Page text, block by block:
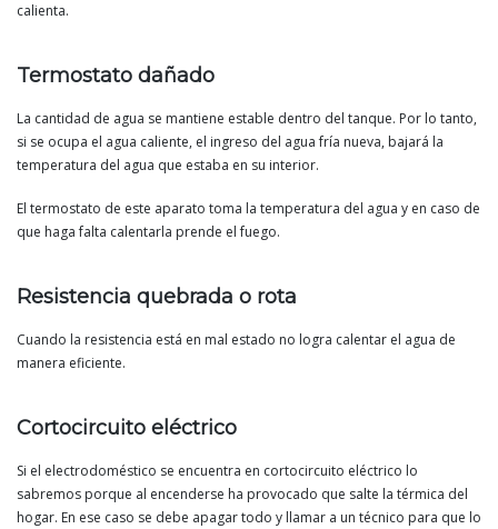
calienta.
Termostato dañado
La cantidad de agua se mantiene estable dentro del tanque. Por lo tanto,
si se ocupa el agua caliente, el ingreso del agua fría nueva, bajará la
temperatura del agua que estaba en su interior.
El termostato de este aparato toma la temperatura del agua y en caso de
que haga falta calentarla prende el fuego.
Resistencia quebrada o rota
Cuando la resistencia está en mal estado no logra calentar el agua de
manera eficiente.
Cortocircuito eléctrico
Si el electrodoméstico se encuentra en cortocircuito eléctrico lo
sabremos porque al encenderse ha provocado que salte la térmica del
hogar. En ese caso se debe apagar todo y llamar a un técnico para que lo